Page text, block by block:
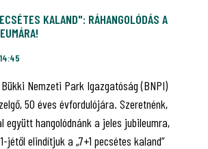
KALAND": RÁHANGOLÓDÁS A
Nemzeti Park Igazgatóság (BNPI)
50 éves évfordulójára. Szeretnénk,
együtt hangolódnánk a jeles jubileumra,
jétől elindítjuk a „7+1 pecsétes kaland”